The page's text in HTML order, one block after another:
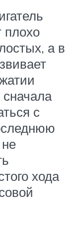
а в
сначала
с
хода